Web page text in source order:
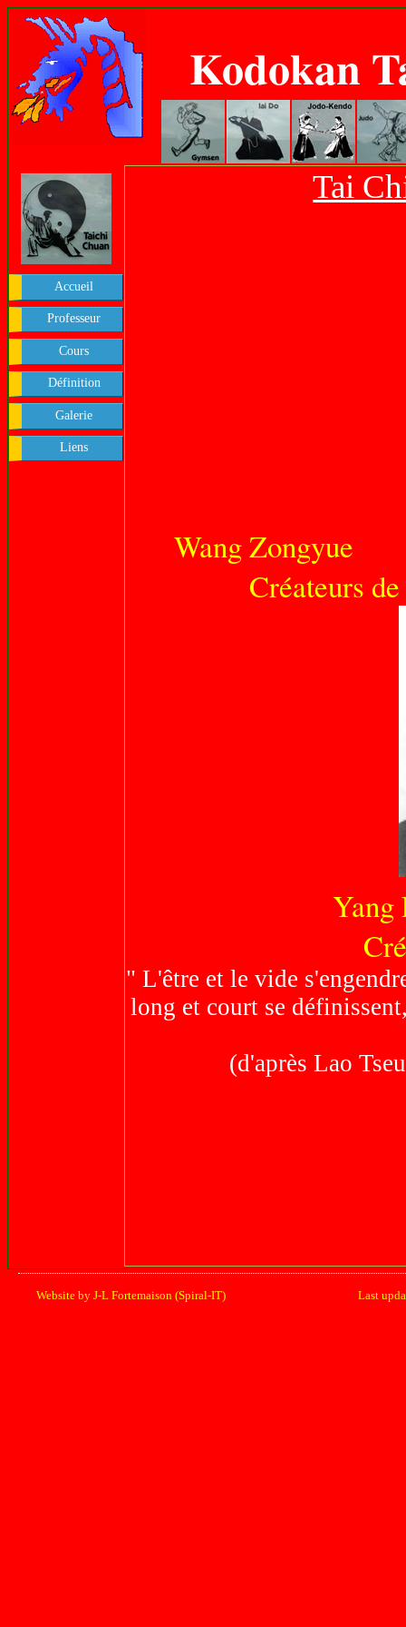
Kodokan
Accueil
Professeur
Cours
Définition
Galerie
Liens
Tai
Wang Zongyue
Créateurs
Yang
" L'être et le vide
long et court se
(d'après Lao
Website by J-L Fortemaison (Spiral-IT) Last